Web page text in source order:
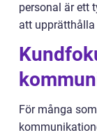
personal är ett
att
För många